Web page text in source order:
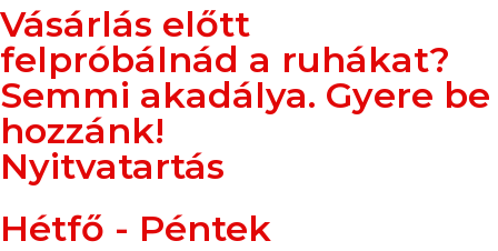
Vásárlás előtt
felpróbálnád a ruhákat?
Semmi akadálya. Gyere be
hozzánk!
Nyitvatartás
Hétfő - Péntek